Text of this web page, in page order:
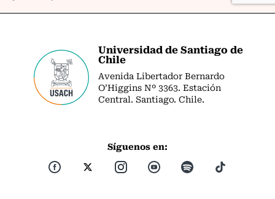
Universidad de Santiago de
Chile
Avenida Libertador Bernardo
O’Higgins Nº 3363. Estación
Central. Santiago. Chile.
Síguenos en: